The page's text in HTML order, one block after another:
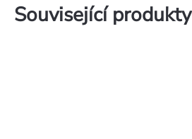
Související produkty